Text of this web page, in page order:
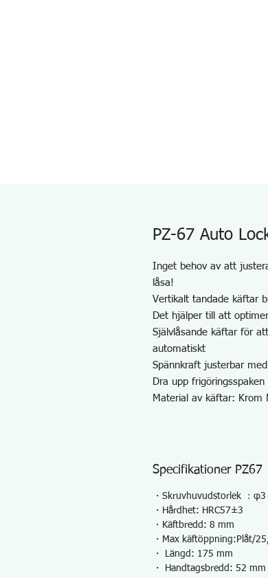
PZ-67 Auto
Inget behov av att
låsa!
Vertikalt tandade käftar
Det hjälper till att
Självlåsande käftar för
automatiskt
Spännkraft justerbar
Dra upp
Material av käftar: Krom
Specifikationer PZ67
・Skruvhuvudstorlek ：φ3
・Hårdhet: HRC57±3
・Käftbredd: 8 mm
・Max käftöppning:Plåt/
・ Längd: 175 mm
・ Handtagsbredd: 52 mm